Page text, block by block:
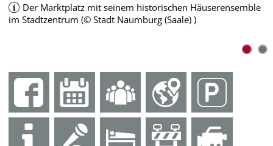
Der Marktplatz mit seinem historischen Häuserensemble
im Stadtzentrum (© Stadt Naumburg (Saale) )